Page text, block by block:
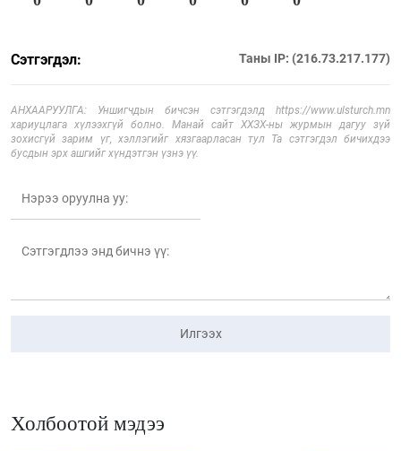
Сэтгэгдэл: Таны IP: (216.73.217.177)
АНХААРУУЛГА: Уншигчдын бичсэн сэтгэгдэлд https://www.ulsturch.mn
хариуцлага хүлээхгүй болно. Манай сайт ХХЗХ-ны журмын дагуу зүй
зохисгүй зарим үг, хэллэгийг хязгаарласан тул Та сэтгэгдэл бичихдээ
бусдын эрх ашгийг хүндэтгэн үзнэ үү.
Илгээх
Холбоотой мэдээ